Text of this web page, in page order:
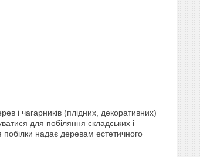
і чагарників (плідних, декоративних)
для побіляння складських і
надає деревам естетичного